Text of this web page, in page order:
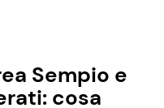
Sempio e
cosa